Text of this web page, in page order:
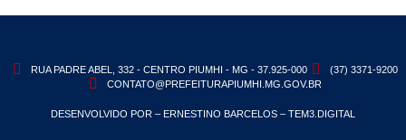
RUA PADRE ABEL, 332 - CENTRO PIUMHI - MG - 37.925-000
(37) 3371-9200
CONTATO@PREFEITURAPIUMHI.MG.GOV.BR
DESENVOLVIDO POR – ERNESTINO BARCELOS – TEM3.DIGITAL